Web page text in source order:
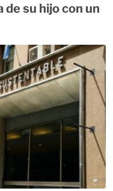
de su hijo con un